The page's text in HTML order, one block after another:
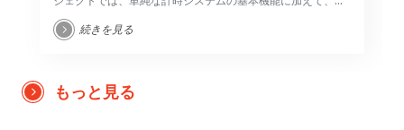
業の特性に基づく多くの動きと柔軟性が必要です。そのた
め、計時スタッフの柔軟性を向上させるための新機能を開発
続きを見る
もっと見る